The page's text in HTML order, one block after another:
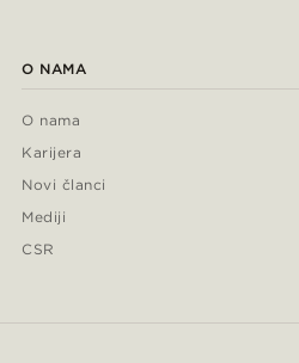
O NAMA
O nama
Karijera
Novi članci
Mediji
CSR